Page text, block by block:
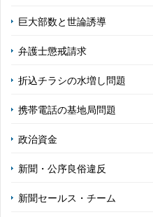
巨大部数と世論誘導
弁護士懲戒請求
折込チラシの水増し問題
携帯電話の基地局問題
政治資金
新聞・公序良俗違反
新聞セールス・チーム